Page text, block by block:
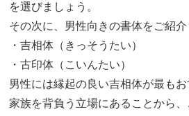
を選びましょう。
その次に、男性向きの書体をご紹介
・吉相体（きっそうたい）
・古印体（こいんたい）
男性には縁起の良い吉相体が最もお
家族を背負う立場にあることから、